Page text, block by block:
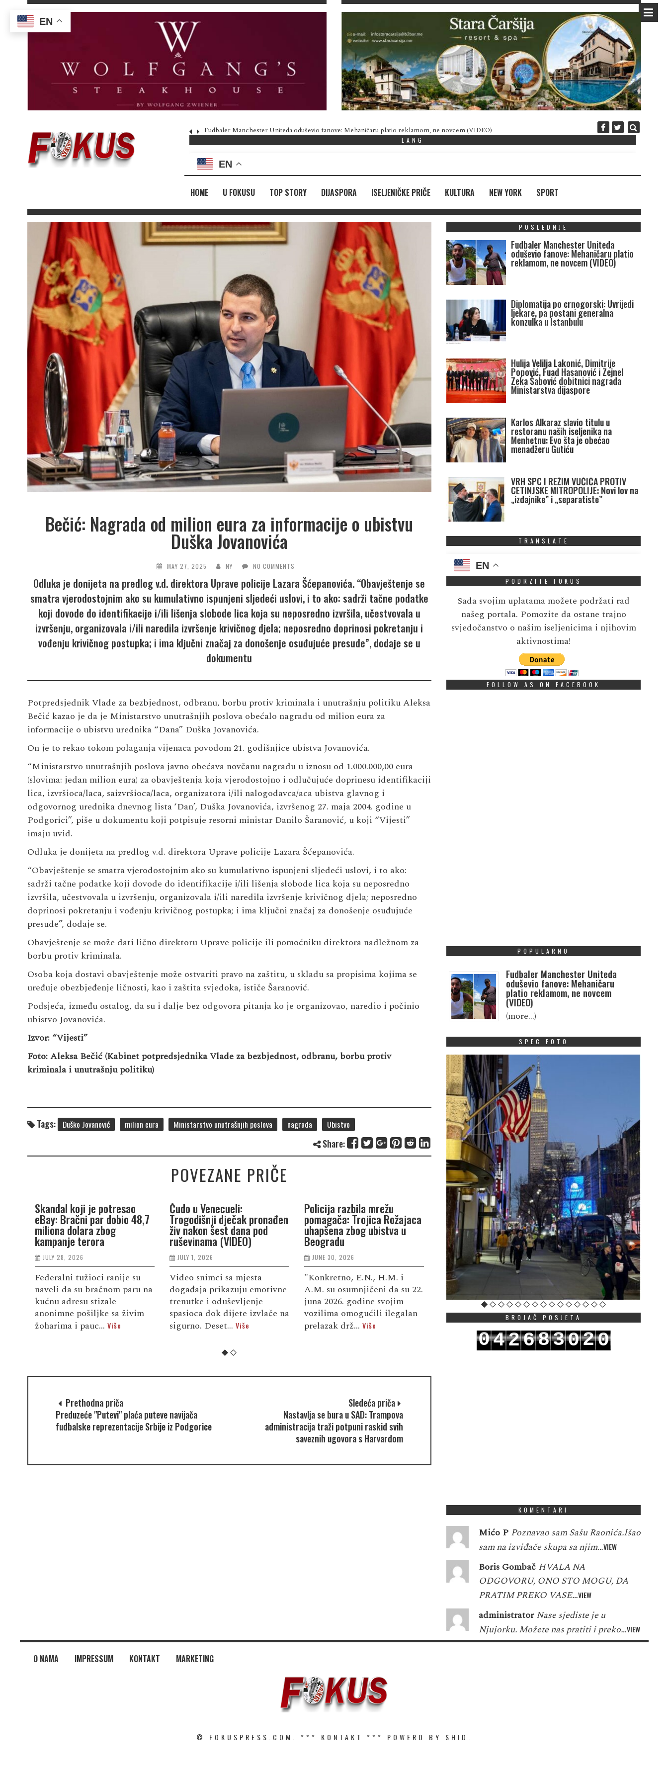
Fudbaler Manchester Uniteda oduševio fanove: Mehaničaru platio reklamom, ne novcem (VIDEO) Diplomatija po
LANG
EN
HOME U FOKUSU TOP STORY DIJASPORA ISELJENIČKE PRIČE KULTURA NEW YORK SPORT
Bečić: Nagrada od milion eura za informacije o ubistvu
Duška Jovanovića
MAY 27, 2025 NY NO COMMENTS
Odluka je donijeta na predlog v.d. direktora Uprave policije Lazara Šćepanovića. “Obavještenje se
smatra vjerodostojnim ako su kumulativno ispunjeni sljedeći uslovi, i to ako: sadrži tačne podatke
koji dovode do identifikacije i/ili lišenja slobode lica koja su neposredno izvršila, učestvovala u
izvršenju, organizovala i/ili naredila izvršenje krivičnog djela; neposredno doprinosi pokretanju i
vođenju krivičnog postupka; i ima ključni značaj za donošenje osuđujuće presude”, dodaje se u
dokumentu
Potpredsjednik Vlade za bezbjednost, odbranu, borbu protiv kriminala i unutrašnju politiku Aleksa
Bečić kazao je da je Ministarstvo unutrašnjih poslova obećalo nagradu od milion eura za
informacije o ubistvu urednika “Dana” Duška Jovanovića.
On je to rekao tokom polaganja vijenaca povodom 21. godišnjice ubistva Jovanovića.
“Ministarstvo unutrašnjih poslova javno obećava novčanu nagradu u iznosu od 1.000.000,00 eura
(slovima: jedan milion eura) za obavještenja koja vjerodostojno i odlučujuće doprinesu identifikaciji
lica, izvršioca/laca, saizvršioca/laca, organizatora i/ili nalogodavca/aca ubistva glavnog i
odgovornog urednika dnevnog lista ‘Dan’, Duška Jovanovića, izvršenog 27. maja 2004. godine u
Podgorici”, piše u dokumentu koji potpisuje resorni ministar Danilo Šaranović, u koji “Vijesti”
imaju uvid.
Odluka je donijeta na predlog v.d. direktora Uprave policije Lazara Šćepanovića.
“Obavještenje se smatra vjerodostojnim ako su kumulativno ispunjeni sljedeći uslovi, i to ako:
sadrži tačne podatke koji dovode do identifikacije i/ili lišenja slobode lica koja su neposredno
izvršila, učestvovala u izvršenju, organizovala i/ili naredila izvršenje krivičnog djela; neposredno
doprinosi pokretanju i vođenju krivičnog postupka; i ima ključni značaj za donošenje osuđujuće
presude”, dodaje se.
Obavještenje se može dati lično direktoru Uprave policije ili pomoćniku direktora nadležnom za
borbu protiv kriminala.
Osoba koja dostavi obavještenje može ostvariti pravo na zaštitu, u skladu sa propisima kojima se
uređuje obezbjeđenje ličnosti, kao i zaštita svjedoka, ističe Šaranović.
Podsjeća, između ostalog, da su i dalje bez odgovora pitanja ko je organizovao, naredio i počinio
ubistvo Jovanovića.
Izvor: “Vijesti”
Foto: Aleksa Bečić (Kabinet potpredsjednika Vlade za bezbjednost, odbranu, borbu protiv
kriminala i unutrašnju politiku)
Tags: Duško Jovanović milion eura Ministarstvo unutrašnjih poslova nagrada Ubistvo
Share:
POVEZANE PRIČE
Skandal koji je potresao
eBay: Bračni par dobio 48,7
miliona dolara zbog
kampanje terora
JULY 28, 2026
Federalni tužioci ranije su
naveli da su bračnom paru na
kućnu adresu stizale
anonimne pošiljke sa živim
žoharima i pauc... Više
Čudo u Venecueli:
Trogodišnji dječak pronađen
živ nakon šest dana pod
ruševinama (VIDEO)
JULY 1, 2026
Video snimci sa mjesta
događaja prikazuju emotivne
trenutke i oduševljenje
spasioca dok dijete izvlače na
sigurno. Deset... Više
Policija razbila mrežu
pomagača: Trojica Rožajaca
uhapšena zbog ubistva u
Beogradu
JUNE 30, 2026
"Konkretno, E.N., H.M. i
A.M. su osumnjičeni da su 22.
juna 2026. godine svojim
vozilima omogućili ilegalan
prelazak drž... Više
Put u EU kao povratak na
Gazimestan: Mandić
nastavlja da “čisti” državne
jubileje od njihove suštine
JUNE 30, 2026
Sagovornici “Vijesti” ukazuju
da, dok identitetski simboli
u Crnoj Gori više ne
funkcionišu kao znakovi
društvene integr...Više
OŠ „Mileva Lajović
Lalatović“: Šabotić
stalni radni odnos,
zakonskog osnova za
produženje ugovora
JUNE 28, 2026
U saopštenju se
profesor Šabotić od
septembra 2001.
pet uzastopnih
od 20 godina ...
Prethodna priča
Preduzeće "Putevi" plaća puteve navijača
fudbalske reprezentacije Srbije iz Podgorice
Sledeća priča
Nastavlja se bura u SAD: Trampova
administracija traži potpuni raskid svih
saveznih ugovora s Harvardom
POSLEDNJE
Fudbaler Manchester Uniteda
oduševio fanove: Mehaničaru platio
reklamom, ne novcem (VIDEO)
Diplomatija po crnogorski: Uvrijedi
ljekare, pa postani generalna
konzulka u Istanbulu
Hulija Velilja Lakonić, Dimitrije
Popović, Fuad Hasanović i Zejnel
Zeka Šabović dobitnici nagrada
Ministarstva dijaspore
Karlos Alkaraz slavio titulu u
restoranu naših iseljenika na
Menhetnu: Evo šta je obećao
menadžeru Gutiću
VRH SPC I REŽIM VUČIĆA PROTIV
CETINJSKE MITROPOLIJE: Novi lov na
„izdajnike” i „separatiste”
TRANSLATE
EN
PODRZITE FOKUS
Sada svojim uplatama možete podržati rad
našeg portala. Pomozite da ostane trajno
svjedočanstvo o našim iseljenicima i njihovim
aktivnostima!
FOLLOW AS ON FACEBOOK
POPULARNO
Fudbaler Manchester Uniteda
oduševio fanove: Mehaničaru
platio reklamom, ne novcem
(VIDEO)
(more…)
SPEC FOTO
BROJAČ POSJETA
042683020
KOMENTARI
Mićo P Poznavao sam Sašu Raonića.Išao
sam na izviđače skupa sa njim…VIEW
Boris Gombač HVALA NA
ODGOVORU, ONO STO MOGU, DA
PRATIM PREKO VASE…VIEW
administrator Nase sjediste je u
Njujorku. Možete nas pratiti i preko…VIEW
O NAMA IMPRESSUM KONTAKT MARKETING
© FOKUSPRESS.COM. *** KONTAKT *** POWERD BY SHID.
EN